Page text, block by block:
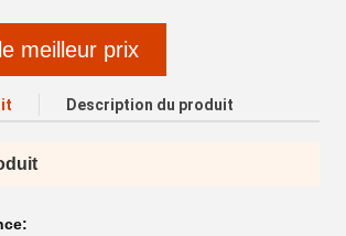
meilleur prix
Description du produit